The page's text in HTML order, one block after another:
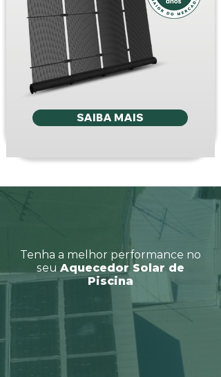
SAIBA MAIS
Tenha a melhor performance no
seu Aquecedor Solar de
Piscina